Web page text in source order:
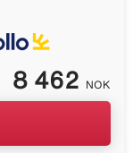
8 462 NOK